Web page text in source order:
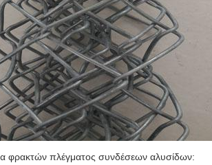
φρακτών πλέγματος συνδέσεων αλυσίδων: